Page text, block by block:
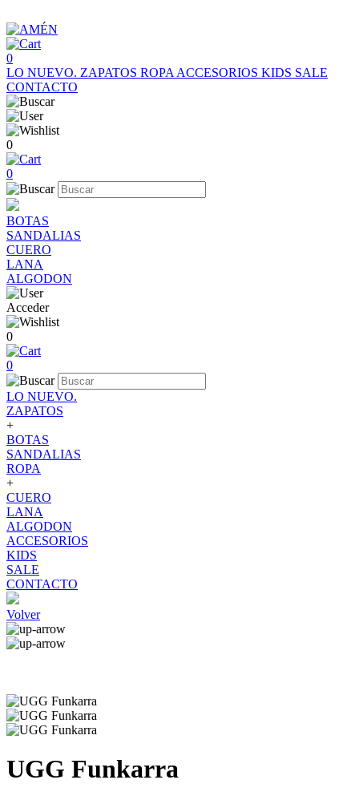
0
LO NUEVO. ZAPATOS ROPA ACCESORIOS KIDS SALE
CONTACTO
0
0
BOTAS
SANDALIAS
CUERO
LANA
ALGODON
Acceder
0
0
LO NUEVO.
ZAPATOS
+
BOTAS
SANDALIAS
ROPA
+
CUERO
LANA
ALGODON
ACCESORIOS
KIDS
SALE
CONTACTO
Volver
UGG Funkarra